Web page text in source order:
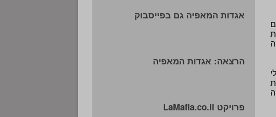
לילי
אגדות המאפיה גם בפייסבוק
הרצאה: אגדות המאפיה
פרויקט LaMafia.co.il